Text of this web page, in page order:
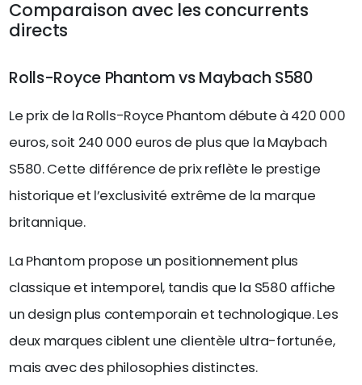
Comparaison avec les concurrents
directs
Rolls-Royce Phantom vs Maybach S580
Le prix de la Rolls-Royce Phantom débute à 420 000
euros, soit 240 000 euros de plus que la Maybach
S580. Cette différence de prix reflète le prestige
historique et l’exclusivité extrême de la marque
britannique.
La Phantom propose un positionnement plus
classique et intemporel, tandis que la S580 affiche
un design plus contemporain et technologique. Les
deux marques ciblent une clientèle ultra-fortunée,
mais avec des philosophies distinctes.